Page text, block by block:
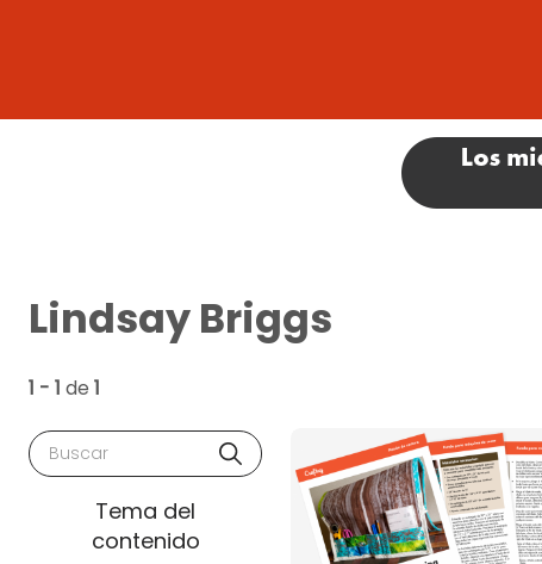
Lindsay Briggs
1 - 1 de 1
Buscar
Tema del
contenido